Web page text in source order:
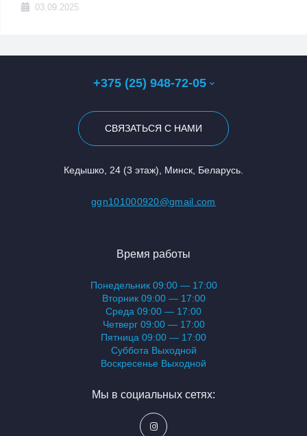
03.09.2025
+375 (25) 948-72-05
СВЯЗАТЬСЯ С НАМИ
Кедышко, 24 (3 этаж), Минск, Беларусь.
ggn101000920@gmail.com
Время работы
Понедельник 09:00 — 17:00
Вторник 09:00 — 17:00
Среда 09:00 — 17:00
Четверг 09:00 — 17:00
Пятница 09:00 — 17:00
Суббота Выходной
Воскресенье Выходной
Мы в социальных сетях: